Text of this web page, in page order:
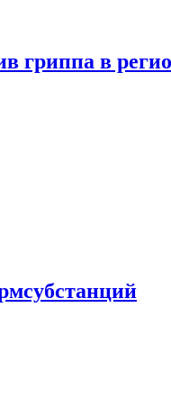
гриппа в